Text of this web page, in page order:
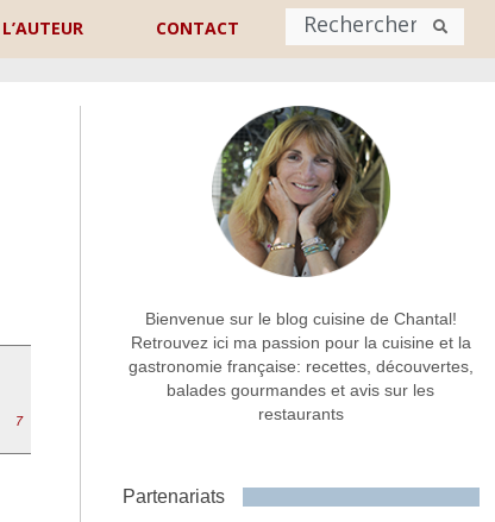
L’AUTEUR CONTACT
Nom
ou message *
7
Bienvenue sur le blog cuisine de Chantal!
Retrouvez ici ma passion pour la cuisine et la
gastronomie française: recettes, découvertes,
balades gourmandes et avis sur les
restaurants
Partenariats